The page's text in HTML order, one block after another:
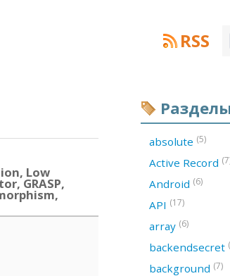
RSS
Low
GRASP,
absolute (5)
Active Record
Android (6)
API (17)
array (6)
backendsecret
background (7)